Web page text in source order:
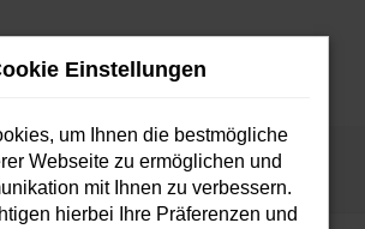
Ford Transit Courier
Ford-Transit Courier
Bunk GmbH & Co. KG im Saarland
Einstellungen
um Ihnen die bestmögliche
Webseite zu ermöglichen und
mit Ihnen zu verbessern.
hierbei Ihre Präferenzen und